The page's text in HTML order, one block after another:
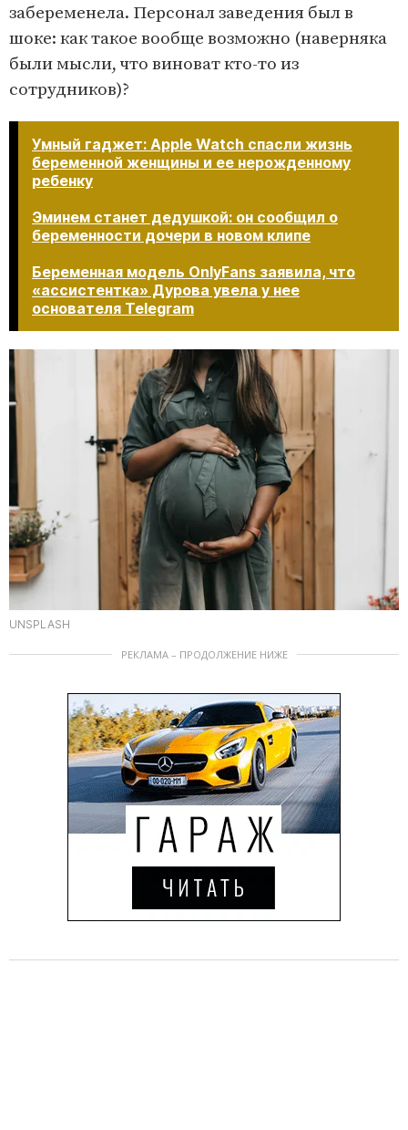
забеременела. Персонал заведения был в
шоке: как такое вообще возможно (наверняка
были мысли, что виноват кто-то из
сотрудников)?
Умный гаджет: Apple Watch спасли жизнь
беременной женщины и ее нерожденному
ребенку
Эминем станет дедушкой: он сообщил о
беременности дочери в новом клипе
Беременная модель OnlyFans заявила, что
«ассистентка» Дурова увела у нее
основателя Telegram​​​​​​​
UNSPLASH
РЕКЛАМА – ПРОДОЛЖЕНИЕ НИЖЕ